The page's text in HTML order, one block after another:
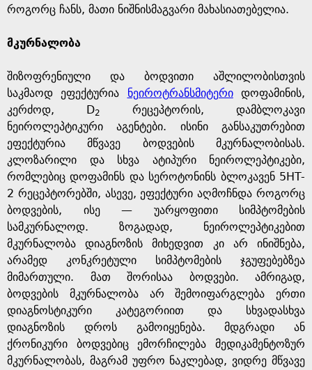
როგორც ჩანს, მათი ნიშნისმაგვარი მახასიათებელია.
მკურნალობა
შიზოფრენიული და ბოდვითი აშლილობისთვის
საკმაოდ ეფექტურია ნეიროტრანსმიტერიდოფამინის,
კერძოდ, D2
რეცეპტორის, დამბლოკავი
ნეიროლეპტიკური აგენტები. ისინი განსაკუთრებით
ეფექტურია მწვავე ბოდვების მკურნალობისას.
კლოზარილი და სხვა ატიპური ნეიროლეპტიკები,
რომლებიც დოფამინს და სეროტონინს ბლოკავენ 5HT-
2 რეცეპტორებში, ასევე, ეფექტური აღმოჩნდა როგორც
ბოდვების, ისე — უარყოფითი სიმპტომების
სამკურნალოდ. ზოგადად, ნეიროლეპტიკებით
მკურნალობა დიაგნოზის მიხედვით კი არ ინიშნება,
არამედ კონკრეტული სიმპტომების ჯგუფებებზეა
მიმართული. მათ შორისაა ბოდვები. ამრიგად,
ბოდვების მკურნალობა არ შემოიფარგლება ერთი
დიაგნოსტიკური კატეგორიით და სხვადასხვა
დიაგნოზის დროს გამოიყენება. მდგრადი ან
ქრონიკური ბოდვებიც ემორჩილება მედიკამენტოზურ
მკურნალობას, მაგრამ უფრო ნაკლებად, ვიდრე მწვავე